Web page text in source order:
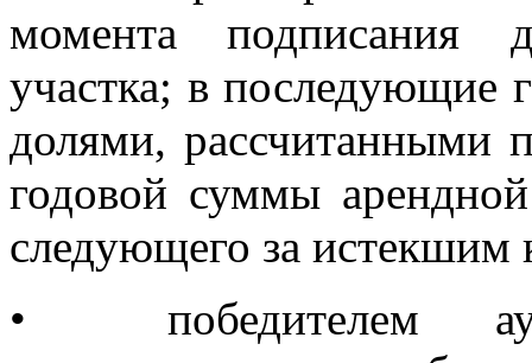
момента подписания
участка; в последующие
долями, рассчитанными
годовой суммы
следующего за истекшим
•
победителем